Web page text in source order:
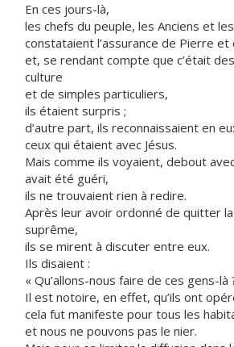
En ces jours-là,
les chefs du peuple, les Anciens et
constataient l’assurance de Pierre et
et, se rendant compte que c’était
culture
et de simples particuliers,
ils étaient surpris ;
d’autre part, ils reconnaissaient en
ceux qui étaient avec Jésus.
Mais comme ils voyaient, debout
avait été guéri,
ils ne trouvaient rien à redire.
Après leur avoir ordonné de quitter la
suprême,
ils se mirent à discuter entre eux.
Ils disaient :
« Qu’allons-nous faire de ces gens-là
Il est notoire, en effet, qu’ils ont
cela fut manifeste pour tous les
et nous ne pouvons pas le nier.